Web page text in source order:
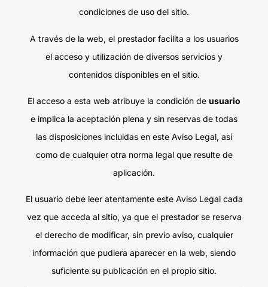
condiciones de uso del sitio.
A través de la web, el prestador facilita a los usuarios
el acceso y utilización de diversos servicios y
contenidos disponibles en el sitio.
El acceso a esta web atribuye la condición de usuario
e implica la aceptación plena y sin reservas de todas
las disposiciones incluidas en este Aviso Legal, así
como de cualquier otra norma legal que resulte de
aplicación.
El usuario debe leer atentamente este Aviso Legal cada
vez que acceda al sitio, ya que el prestador se reserva
el derecho de modificar, sin previo aviso, cualquier
información que pudiera aparecer en la web, siendo
suficiente su publicación en el propio sitio.